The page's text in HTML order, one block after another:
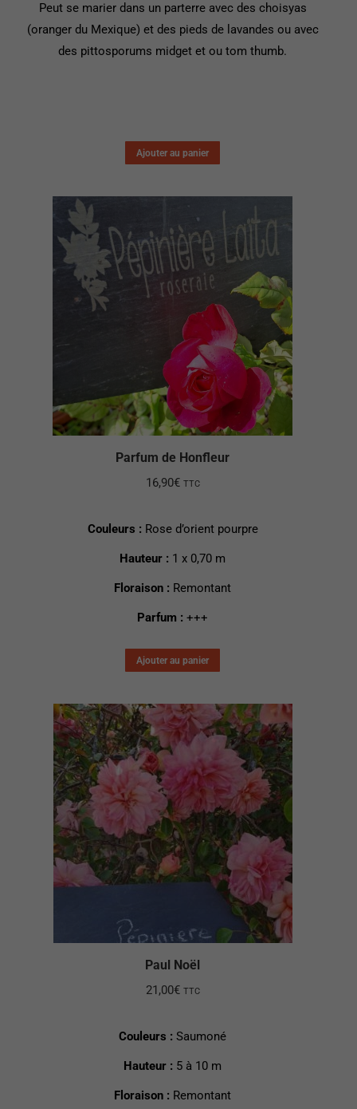
Peut se marier dans un parterre avec des choisyas
(oranger du Mexique) et des pieds de lavandes ou avec
des pittosporums midget et ou tom thumb.
Ajouter au panier
Parfum de Honfleur
16,90€ TTC
Couleurs : Rose d’orient pourpre
Hauteur : 1 x 0,70 m
Floraison : Remontant
Parfum : +++
Ajouter au panier
Paul Noël
21,00€ TTC
Couleurs : Saumoné
Hauteur : 5 à 10 m
Floraison : Remontant